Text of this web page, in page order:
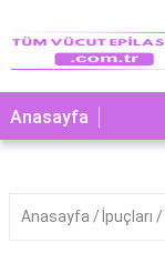
Anasayfa
Anasayfa İpuçları